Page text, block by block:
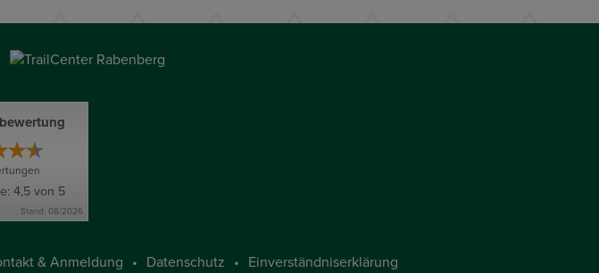
4,5 von 5
Stand: 08/2026
& Anmeldung Datenschutz Einverständniserklärung